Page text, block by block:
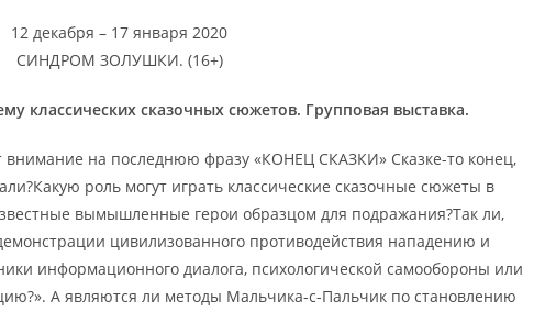
12 декабря – 17 января 2020
СИНДРОМ ЗОЛУШКИ. (16+)
классических сказочных сюжетов. Групповая выставка.
на последнюю фразу «КОНЕЦ СКАЗКИ» Сказке-то конец,
роль могут играть классические сказочные сюжеты в
вымышленные герои образцом для подражания?Так ли,
цивилизованного противодействия нападению и
информационного диалога, психологической самообороны или
А являются ли методы Мальчика-с-Пальчик по становлению